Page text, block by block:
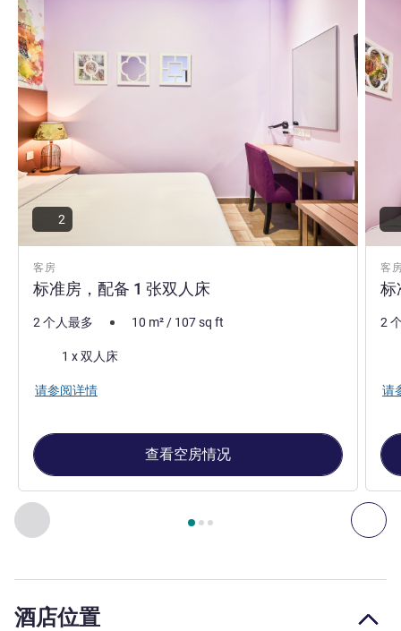
上一个 - 客房 下
第 页，共 , 客房 1 : 标准房，配备 1 张双人床 , 客房 2 :
客房
标准房，配备 1 张双人床
2
2 个人最多 10 m²/ 107sq ft
床上用品1 x 双人床
请参阅详情
查看空房情况
客
标
2
请
酒店位置